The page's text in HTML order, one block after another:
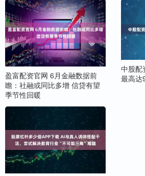
盈富配资官网 6月金融数据前
瞻：社融或同比多增 信贷有望
季节性回暖
中股配
最高达